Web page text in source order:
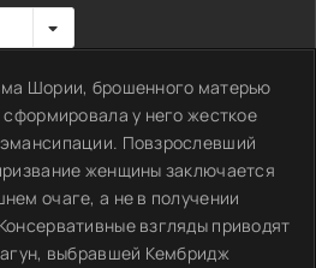
Шории, брошенного матерью
сформировала у него жесткое
Повзрослевший
женщины заключается
очаге, а не в получении
взгляды приводят
выбравшей Кембридж